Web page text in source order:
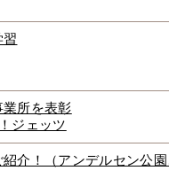
業所を表彰
ジェッツ
介！（アンデルセン公